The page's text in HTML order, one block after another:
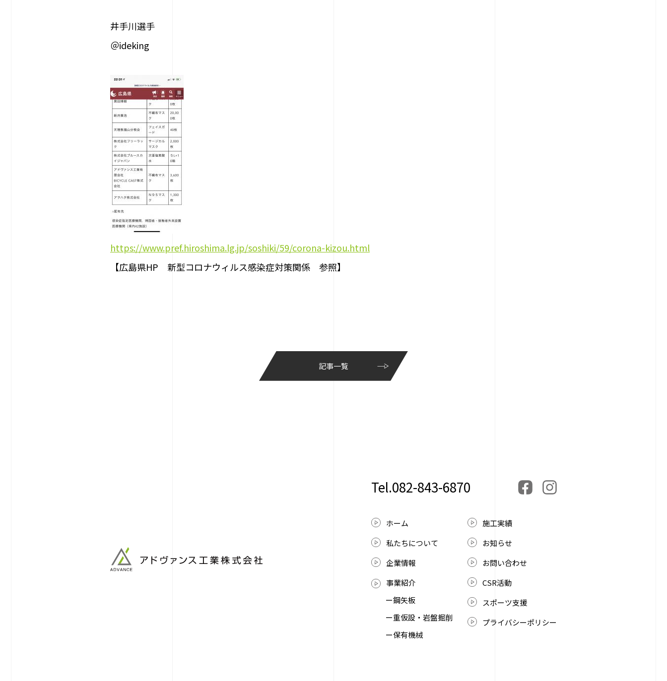
井手川選手
＠ideking
https://www.pref.hiroshima.lg.jp/soshiki/59/corona-kizou.html
【広島県HP 新型コロナウィルス感染症対策関係 参照】
記事一覧
Tel.082-843-6870
ホーム
私たちについて
企業情報
事業紹介
ー鋼矢板
ー重仮設・岩盤掘削
ー保有機械
施工実績
お知らせ
お問い合わせ
CSR活動
スポーツ支援
プライバシーポリシー